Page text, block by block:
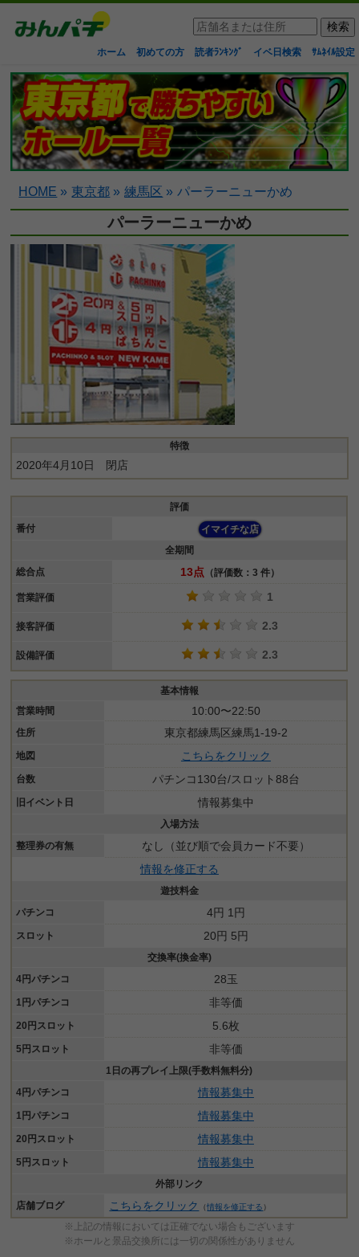
ホーム 初めての方 読者ﾗﾝｷﾝｸﾞ イベ日検索 ｻﾑﾈｲﾙ設定
HOME » 東京都 » 練馬区 » パーラーニューかめ
パーラーニューかめ
特徴
2020年4月10日 閉店
評価
番付
イマイチな店
全期間
総合点
13点 （評価数：3 件）
営業評価 1
接客評価 2.3
設備評価 2.3
基本情報
営業時間
10:00〜22:50
住所 東京都練馬区練馬1-19-2
地図 こちらをクリック
台数 パチンコ130台/スロット88台
旧イベント日 情報募集中
入場方法
整理券の有無
なし（並び順で会員カード不要）
情報を修正する
遊技料金
パチンコ
4円 1円
スロット 20円 5円
交換率(換金率)
4円パチンコ
28玉
1円パチンコ 非等価
20円スロット 5.6枚
5円スロット 非等価
1日の再プレイ上限(手数料無料分)
4円パチンコ
情報募集中
1円パチンコ 情報募集中
20円スロット 情報募集中
5円スロット 情報募集中
外部リンク
店舗ブログ
こちらをクリック （情報を修正する ）
※上記の情報においては正確でない場合もございます
※ホールと景品交換所には一切の関係性がありません